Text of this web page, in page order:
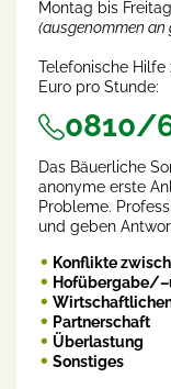
Montag bis
(ausgenommen an
Telefonische Hilfe
Euro pro Stunde:
0810/
Das Bäuerliche
anonyme erste
Probleme.
und geben
Konflikte
Hofübergabe/
Partnerschaft
Überlastung
Sonstiges